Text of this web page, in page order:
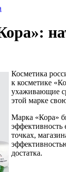
Косметика
к косметике
ухаживающие
этой марке
Марка «Кора»
эффективность
точках,
достатка.